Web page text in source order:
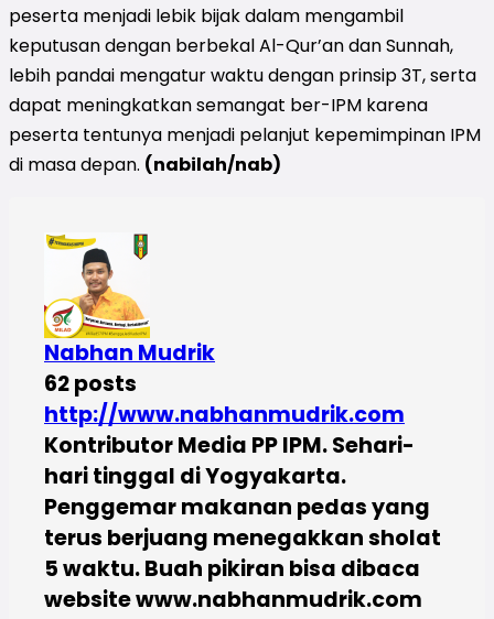
peserta menjadi lebik bijak dalam mengambil
keputusan dengan berbekal Al-Qur’an dan Sunnah,
lebih pandai mengatur waktu dengan prinsip 3T, serta
dapat meningkatkan semangat ber-IPM karena
peserta tentunya menjadi pelanjut kepemimpinan IPM
di masa depan. (nabilah/nab)
Nabhan Mudrik
62 posts
http://www.nabhanmudrik.com
Kontributor Media PP IPM. Sehari-
hari tinggal di Yogyakarta.
Penggemar makanan pedas yang
terus berjuang menegakkan sholat
5 waktu. Buah pikiran bisa dibaca
website www.nabhanmudrik.com